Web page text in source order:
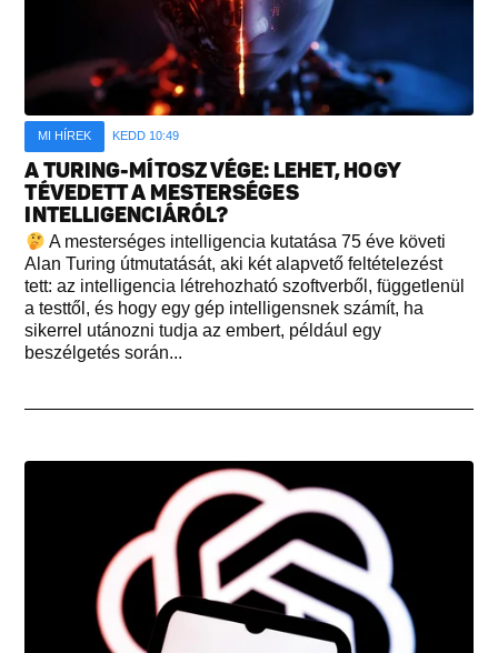
MI HÍREK KEDD 10:49
A TURING-MÍTOSZ VÉGE: LEHET, HOGY
TÉVEDETT A MESTERSÉGES
INTELLIGENCIÁRÓL?
A mesterséges intelligencia kutatása 75 éve követi
Alan Turing útmutatását, aki két alapvető feltételezést
tett: az intelligencia létrehozható szoftverből, függetlenül
a testtől, és hogy egy gép intelligensnek számít, ha
sikerrel utánozni tudja az embert, például egy
beszélgetés során...